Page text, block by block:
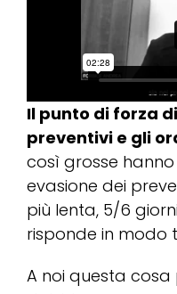
Il punto di forza
preventivi e gli
così grosse
evasione dei
più lenta, 5/6
risponde in modo
A noi questa